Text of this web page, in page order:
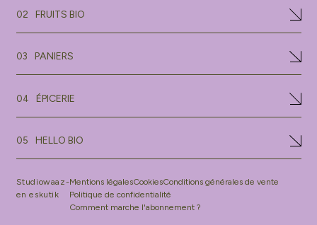
02 FRUITS BIO
03 PANIERS
04 ÉPICERIE
05 HELLO BIO
Studiowaaz-
en eskutik
Mentions légalesCookiesConditions générales de vente
Politique de confidentialité
Comment marche l'abonnement ?